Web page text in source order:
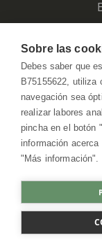
Sobre las
Debes saber que
B75155622, utiliza
navegación sea
realizar labores
pincha en el botón
información
"Más información".